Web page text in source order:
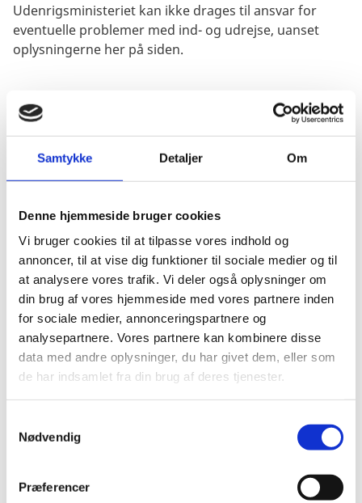
Samtykke Detaljer Om
Denne hjemmeside bruger cookies
Vi bruger cookies til at tilpasse vores indhold og
annoncer, til at vise dig funktioner til sociale medier og til
at analysere vores trafik. Vi deler også oplysninger om
din brug af vores hjemmeside med vores partnere inden
for sociale medier, annonceringspartnere og
analysepartnere. Vores partnere kan kombinere disse
data med andre oplysninger, du har givet dem, eller som
de har indsamlet fra din brug af deres tjenester.
Nødvendig
Præferencer
Udenrigsministeriet kan ikke drages til ansvar for
eventuelle problemer med ind- og udrejse, uanset
oplysningerne her på siden.
Visum
Visumfri (ophold i maks. 90 dage. Normalt får man
30 dage ved indrejse. Du kan søge om at forlænge
Pas
Pas skal være gyldigt under opholdet.
Danske forlængede pas anerkendes til ind- og
udrejse.
Danske nødpas (provisoriske pas) anerkendes ved
ind- og udrejse.
EU-nødpas anerkendes ved ind- og udrejse.
Tjek på forhånd om et eventuelt transitland på
rejsen anerkender et dansk nødpas eller et EU-
Visse viseringer og stempler i dit pas kan medføre,